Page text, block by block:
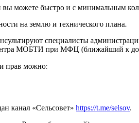
вы можете быстро и с минимальным
на землю и технического плана.
специалисты
МОБТИ при МФЦ (ближайший к
прав можно:
канал «Сельсовет» https://t.me/selsov.